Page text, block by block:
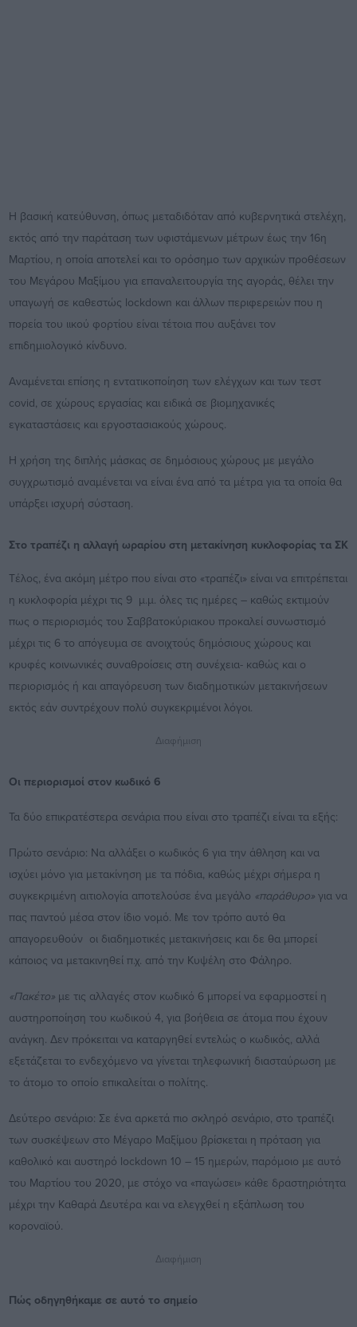
Η βασική κατεύθυνση, όπως μεταδιδόταν από κυβερνητικά στελέχη,
εκτός από την παράταση των υφιστάμενων μέτρων έως την 16η
Μαρτίου, η οποία αποτελεί και το ορόσημο των αρχικών προθέσεων
του Μεγάρου Μαξίμου για επαναλειτουργία της αγοράς, θέλει την
υπαγωγή σε καθεστώς lockdown και άλλων περιφερειών που η
πορεία του ιικού φορτίου είναι τέτοια που αυξάνει τον
επιδημιολογικό κίνδυνο.
Αναμένεται επίσης η εντατικοποίηση των ελέγχων και των τεστ
covid, σε χώρους εργασίας και ειδικά σε βιομηχανικές
εγκαταστάσεις και εργοστασιακούς χώρους.
Η χρήση της διπλής μάσκας σε δημόσιους χώρους με μεγάλο
συγχρωτισμό αναμένεται να είναι ένα από τα μέτρα για τα οποία θα
υπάρξει ισχυρή σύσταση.
Στο τραπέζι η αλλαγή ωραρίου στη μετακίνηση κυκλοφορίας τα ΣΚ
Tέλος, ένα ακόμη μέτρο που είναι στο «τραπέζι» είναι να επιτρέπεται
η κυκλοφορία μέχρι τις 9 μ.μ. όλες τις ημέρες – καθώς εκτιμούν
πως ο περιορισμός του Σαββατοκύριακου προκαλεί συνωστισμό
μέχρι τις 6 το απόγευμα σε ανοιχτούς δημόσιους χώρους και
κρυφές κοινωνικές συναθροίσεις στη συνέχεια- καθώς και ο
περιορισμός ή και απαγόρευση των διαδημοτικών μετακινήσεων
εκτός εάν συντρέχουν πολύ συγκεκριμένοι λόγοι.
Διαφήμιση
Οι περιορισμοί στον κωδικό 6
Τα δύο επικρατέστερα σενάρια που είναι στο τραπέζι είναι τα εξής:
Πρώτο σενάριο: Να αλλάξει ο κωδικός 6 για την άθληση και να
ισχύει μόνο για μετακίνηση με τα πόδια, καθώς μέχρι σήμερα η
συγκεκριμένη αιτιολογία αποτελούσε ένα μεγάλο «παράθυρο»για να
πας παντού μέσα στον ίδιο νομό. Με τον τρόπο αυτό θα
απαγορευθούν οι διαδημοτικές μετακινήσεις και δε θα μπορεί
κάποιος να μετακινηθεί π.χ. από την Κυψέλη στο Φάληρο.
«Πακέτο»με τις αλλαγές στον κωδικό 6 μπορεί να εφαρμοστεί η
αυστηροποίηση του κωδικού 4, για βοήθεια σε άτομα που έχουν
ανάγκη. Δεν πρόκειται να καταργηθεί εντελώς ο κωδικός, αλλά
εξετάζεται το ενδεχόμενο να γίνεται τηλεφωνική διασταύρωση με
το άτομο το οποίο επικαλείται ο πολίτης.
Δεύτερο σενάριο: Σε ένα αρκετά πιο σκληρό σενάριο, στο τραπέζι
των συσκέψεων στο Μέγαρο Μαξίμου βρίσκεται η πρόταση για
καθολικό και αυστηρό lockdown 10 – 15 ημερών, παρόμοιο με αυτό
του Μαρτίου του 2020, με στόχο να «παγώσει» κάθε δραστηριότητα
μέχρι την Καθαρά Δευτέρα και να ελεγχθεί η εξάπλωση του
κοροναϊού.
Διαφήμιση
Πώς οδηγηθήκαμε σε αυτό το σημείο